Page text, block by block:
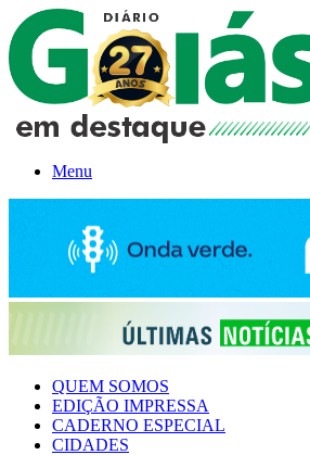
Menu
QUEM SOMOS
EDIÇÃO IMPRESSA
CADERNO ESPECIAL
CIDADES